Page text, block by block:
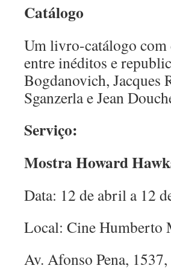
Catálogo
Um livro-catálogo com
entre inéditos e
Bogdanovich, Jacques
Sganzerla e Jean
Serviço:
Mostra Howard
Data: 12 de abril a 12
Local: Cine Humberto
Av. Afonso Pena,